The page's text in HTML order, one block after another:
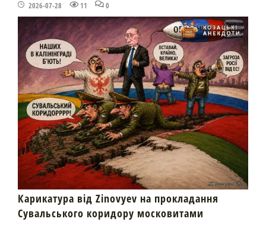
2026-07-28 11 0
Карикатура від Zinovyev на прокладання
Сувальського коридору московитами